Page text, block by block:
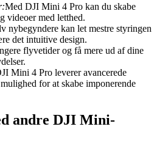
Med DJI Mini 4 Pro kan du skabe
videoer med letthed.
nybegyndere kan let mestre styringen
det intuitive design.
flyvetider og få mere ud af dine
Mini 4 Pro leverer avancerede
for at skabe imponerende
andre DJI Mini-